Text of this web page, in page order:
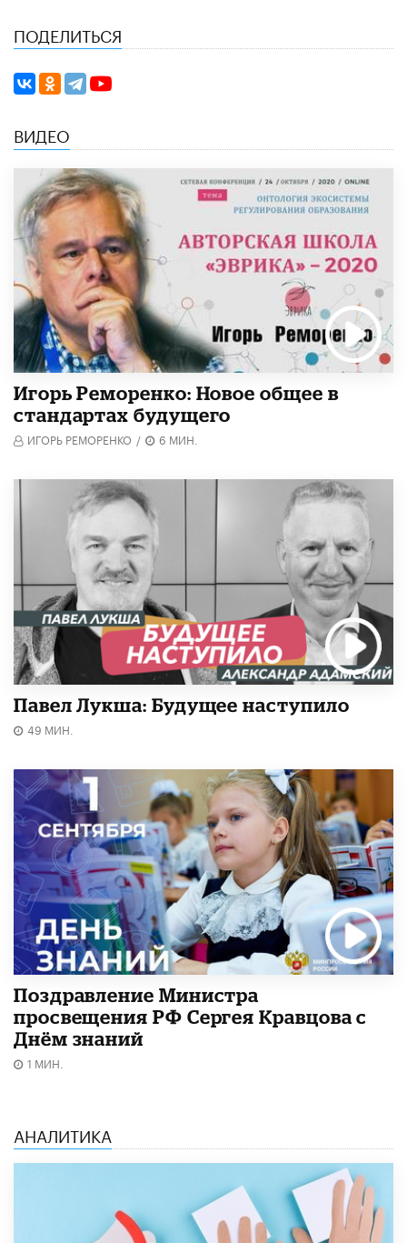
ПОДЕЛИТЬСЯ
ВИДЕО
Игорь Реморенко: Новое общее в
стандартах будущего
ИГОРЬ РЕМОРЕНКО / 6 МИН.
Павел Лукша: Будущее наступило
49 МИН.
Поздравление Министра
просвещения РФ Сергея Кравцова с
Днём знаний
1 МИН.
АНАЛИТИКА